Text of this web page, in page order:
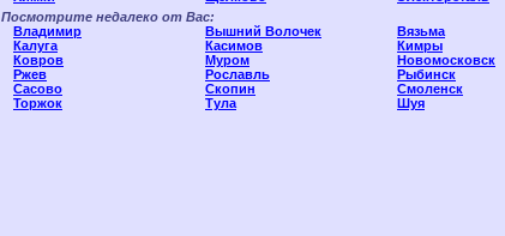
Посмотрите недалеко от Вас:
Владимир
Вышний Волочек Вязьма
Калуга
Касимов Кимры
Ковров
Муром Новомосковск
Ржев
Рославль Рыбинск
Сасово
Скопин Смоленск
Торжок
Тула Шуя